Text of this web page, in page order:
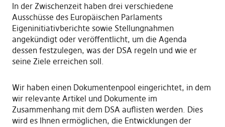
In der Zwischenzeit haben drei verschiedene
Ausschüsse des Europäischen Parlaments
Eigeninitiativberichte sowie Stellungnahmen
angekündigt oder veröffentlicht, um die Agenda
dessen festzulegen, was der DSA regeln und wie er
seine Ziele erreichen soll.
Wir haben einen Dokumentenpool eingerichtet, in dem
wir relevante Artikel und Dokumente im
Zusammenhang mit dem DSA auflisten werden. Dies
wird es Ihnen ermöglichen, die Entwicklungen der